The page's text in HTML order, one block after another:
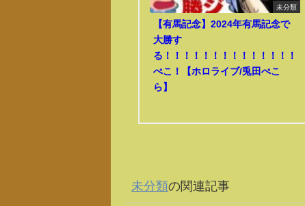
未分類
【有馬記念】2024年有馬記念で
大勝す
る！！！！！！！！！！！！！！
ぺこ！【ホロライブ/兎田ぺこ
ら】
未分類の関連記事